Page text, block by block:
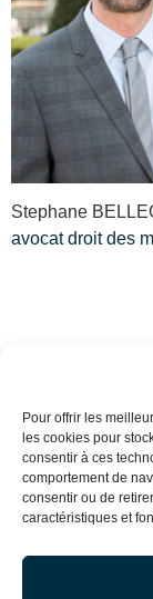
Pour offrir les
les cookies pour
consentir à ces
comportement de
consentir ou de
caractéristiques et
Stephane
avocat droit des
Blog–Mentions
BAECQUE